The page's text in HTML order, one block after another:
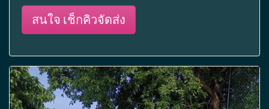
สนใจ เช็กคิวจัดส่ง